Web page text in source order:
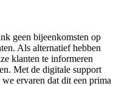
geen bijeenkomsten op
Als alternatief hebben
klanten te informeren
Met de digitale support
ervaren dat dit een prima